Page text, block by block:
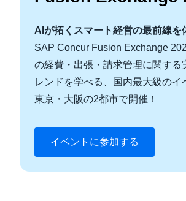
AIが拓くスマート経営の最前線を
SAP Concur Fusion Exchange
の経費・出張・請求管理に関する
レンドを学べる、国内最大級のイ
東京・大阪の2都市で開催！
イベントに参加する